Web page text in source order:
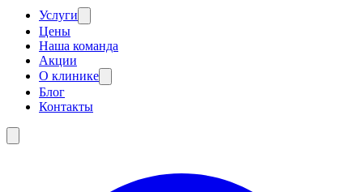
Услуги
Цены
Наша команда
Акции
О клинике
Блог
Контакты